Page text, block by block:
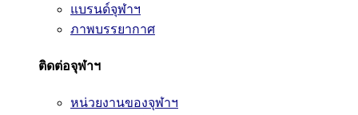
แบรนด์จุฬาฯ
ภาพบรรยากาศ
ติดต่อจุฬาฯ
หน่วยงานของจุฬาฯ